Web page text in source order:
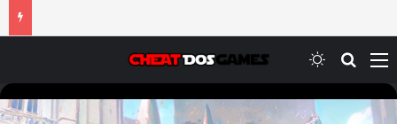
Switch skin